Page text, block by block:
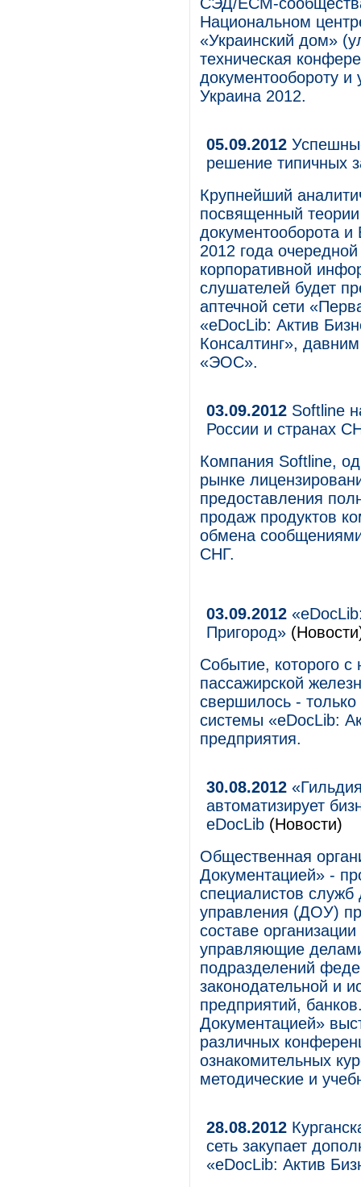
Национальном
«Украинский дом»
техническая
документообороту
Украина 2012.
05.09.2012
решение типичных
Крупнейший
посвященный теории
документооборота и
2012 года
корпоративной
слушателей будет
аптечной сети
«eDocLib: Актив
Консалтинг»,
«ЭОС».
03.09.2012 Softline
России и странах
Компания Softline,
рынке
предоставления
продаж продуктов
обмена
СНГ.
03.09.2012
Пригород»
Событие, которого
пассажирской
свершилось - только
системы «eDocLib:
предприятия.
30.08.2012
автоматизирует
eDocLib (Новости)
Общественная
Документацией» -
специалистов служб
управления (ДОУ)
составе
управляющие
подразделений
законодательной и
предприятий,
Документацией»
различных
ознакомительных
методические и
28.08.2012
сеть закупает
«eDocLib: Актив